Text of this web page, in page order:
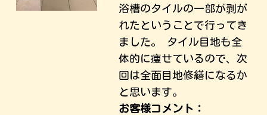
浴槽のタイルの一部が剥が
れたということで行ってき
ました。 タイル目地も全
体的に痩せているので、次
回は全面目地修繕になるか
と思います。
お客様コメント：